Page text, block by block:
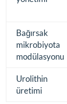
Bağırsak
mikrobiyota
modülasyonu
Urolithin
üretimi